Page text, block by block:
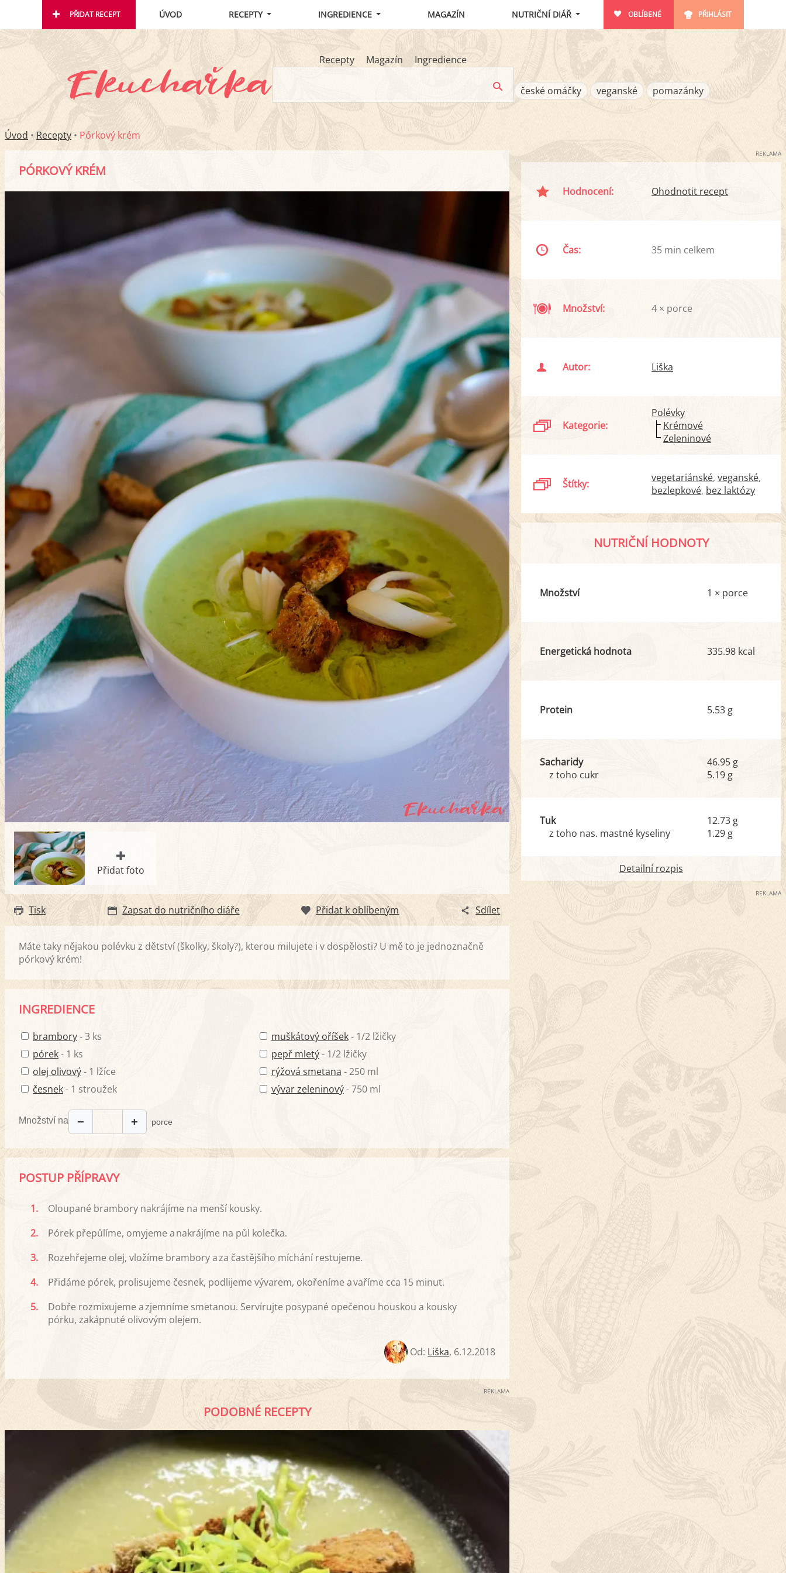
PŘIDAT RECEPT ÚVOD RECEPTY INGREDIENCE MAGAZÍN NUTRIČNÍ DIÁŘ OBLÍBENÉ PŘIHLÁSIT
Recepty Magazín Ingredience
české omáčky veganské pomazánky
Úvod • Recepty • Pórkový krém
PÓRKOVÝ KRÉM
Přidat foto
Tisk Zapsat do nutričního diáře Přidat k oblíbeným Sdílet
Máte taky nějakou polévku z dětství (školky, školy?), kterou milujete i v dospělosti? U mě to je jednoznačně
pórkový krém!
INGREDIENCE
brambory- 3 ks
pórek- 1 ks
olej olivový- 1 lžíce
česnek- 1 stroužek
muškátový oříšek- 1/2 lžičky
pepř mletý- 1/2 lžičky
rýžová smetana - 250 ml
vývar zeleninový- 750 ml
Množství na − + porce
POSTUP PŘÍPRAVY
1.
Oloupané brambory nakrájíme na menší kousky.
2.
Pórek přepůlíme, omyjeme a nakrájíme na půl kolečka.
3.
Rozehřejeme olej, vložíme brambory a za častějšího míchání restujeme.
4.
Přidáme pórek, prolisujeme česnek, podlijeme vývarem, okořeníme a vaříme cca 15 minut.
5.
Dobře rozmixujeme a zjemníme smetanou. Servírujte posypané opečenou houskou a kousky
pórku, zakápnuté olivovým olejem.
Od: Liška, 6.12.2018
REKLAMA
PODOBNÉ RECEPTY
REKLAMA
Hodnocení: Ohodnotit recept
Čas: 35 min celkem
Množství: 4 × porce
Autor: Liška
Kategorie:
Polévky
Krémové
Zeleninové
Štítky: vegetariánské veganské
bezlepkové bez laktózy
NUTRIČNÍ HODNOTY
Množství 1 × porce
Energetická hodnota 335.98 kcal
Protein 5.53 g
Sacharidy
z toho cukr
46.95 g
5.19 g
Tuk
z toho nas. mastné kyseliny
12.73 g
1.29 g
Detailní rozpis
REKLAMA